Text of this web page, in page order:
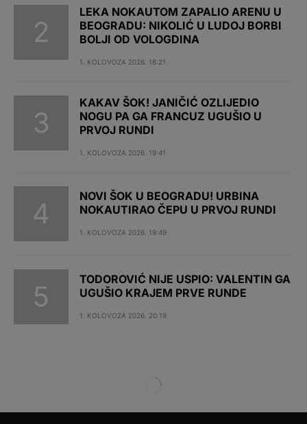
LEKA NOKAUTOM ZAPALIO ARENU U
BEOGRADU: NIKOLIĆ U LUDOJ BORBI
BOLJI OD VOLOGDINA
1. KOLOVOZA 2026. 18:21
KAKAV ŠOK! JANIČIĆ OZLIJEDIO
NOGU PA GA FRANCUZ UGUŠIO U
PRVOJ RUNDI
1. KOLOVOZA 2026. 19:41
NOVI ŠOK U BEOGRADU! URBINA
NOKAUTIRAO ČEPU U PRVOJ RUNDI
1. KOLOVOZA 2026. 19:49
TODOROVIĆ NIJE USPIO: VALENTIN GA
UGUŠIO KRAJEM PRVE RUNDE
1. KOLOVOZA 2026. 20:19